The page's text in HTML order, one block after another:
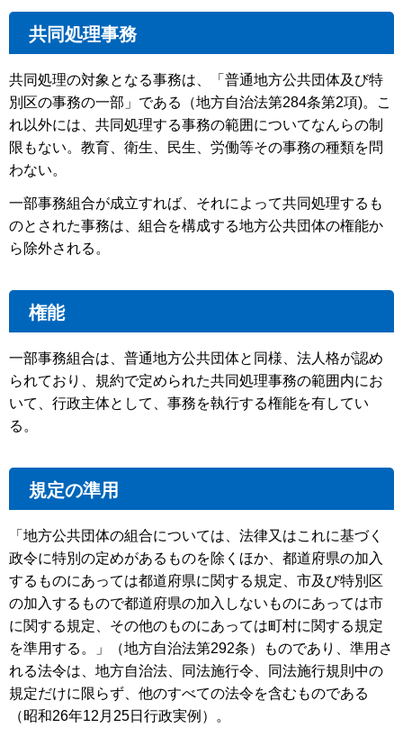
共同処理事務
共同処理の対象となる事務は、「普通地方公共団体及び特
別区の事務の一部」である（地方自治法第284条第2項)。こ
れ以外には、共同処理する事務の範囲についてなんらの制
限もない。教育、衛生、民生、労働等その事務の種類を問
わない。
一部事務組合が成立すれば、それによって共同処理するも
のとされた事務は、組合を構成する地方公共団体の権能か
ら除外される。
権能
一部事務組合は、普通地方公共団体と同様、法人格が認め
られており、規約で定められた共同処理事務の範囲内にお
いて、行政主体として、事務を執行する権能を有してい
る。
規定の準用
「地方公共団体の組合については、法律又はこれに基づく
政令に特別の定めがあるものを除くほか、都道府県の加入
するものにあっては都道府県に関する規定、市及び特別区
の加入するもので都道府県の加入しないものにあっては市
に関する規定、その他のものにあっては町村に関する規定
を準用する。」（地方自治法第292条）ものであり、準用さ
れる法令は、地方自治法、同法施行令、同法施行規則中の
規定だけに限らず、他のすべての法令を含むものである
（昭和26年12月25日行政実例）。